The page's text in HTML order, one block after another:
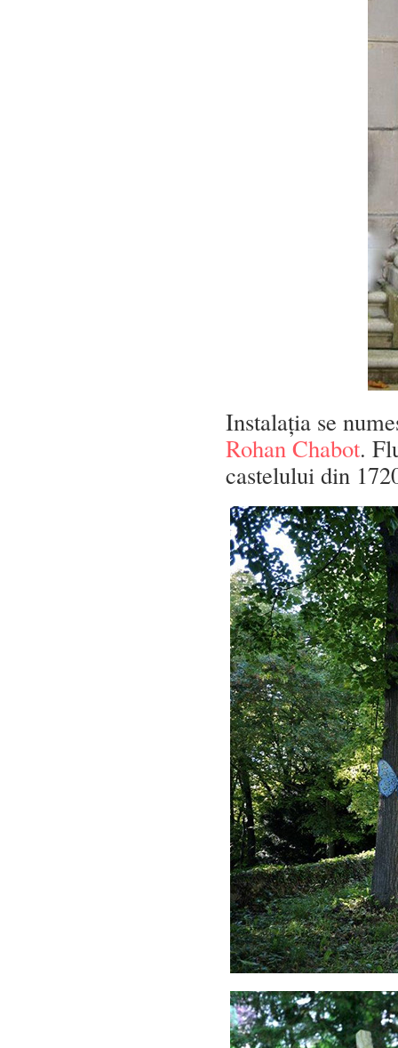
Instalația se
Rohan Chabot.
castelului din